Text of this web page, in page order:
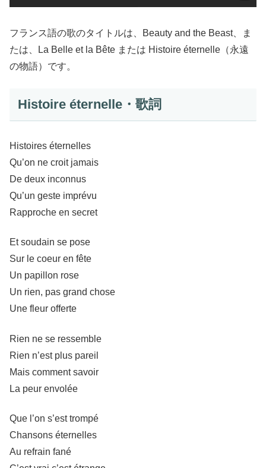
フランス語の歌のタイトルは、Beauty and the Beast、ま
たは、La Belle et la Bête または Histoire éternelle（永遠
の物語）です。
Histoire éternelle・歌詞
Histoires éternelles
Qu’on ne croit jamais
De deux inconnus
Qu’un geste imprévu
Rapproche en secret
Et soudain se pose
Sur le coeur en fête
Un papillon rose
Un rien, pas grand chose
Une fleur offerte
Rien ne se ressemble
Rien n’est plus pareil
Mais comment savoir
La peur envolée
Que l’on s’est trompé
Chansons éternelles
Au refrain fané